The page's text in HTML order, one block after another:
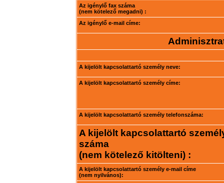
Az igénylő fax száma
(nem kötelező megadni) :
Az igénylő e-mail címe:
A kijelölt kapcsolattartó személy neve:
A kijelölt kapcsolattartó személy címe:
A kijelölt kapcsolattartó személy telefonszáma:
A kijelölt kapcsolattartó
száma
(nem kötelező kitölteni) :
A kijelölt kapcsolattartó személy e-mail címe
(nem nyilvános):